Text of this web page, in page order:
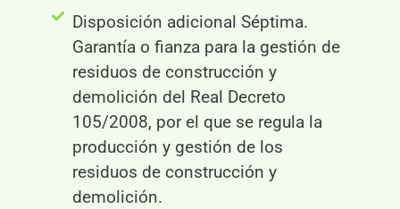
Disposición adicional Séptima.
Garantía o fianza para la gestión de
residuos de construcción y
demolición del Real Decreto
105/2008, por el que se regula la
producción y gestión de los
residuos de construcción y
demolición.